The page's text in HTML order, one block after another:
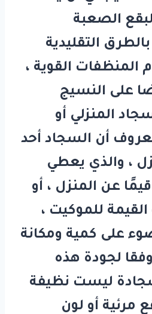
الصعبة
التقليدية
المنظفات القوية ،
على النسيج
المنزلي أو
أن السجاد أحد
، والذي يعطي
عن المنزل ، أو
للموكيت ،
على كمية ومكانة
لجودة هذه
ليست نظيفة
مرئية أو لون